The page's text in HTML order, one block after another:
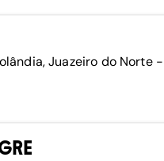
Juazeiro do Norte -